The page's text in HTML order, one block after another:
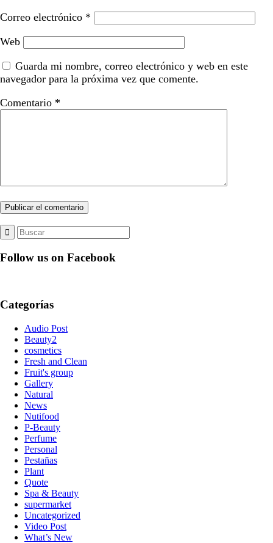
Correo electrónico *
Web
Guarda mi nombre, correo electrónico y web en este
navegador para la próxima vez que comente.
Comentario *
Follow us on Facebook
Categorías
Audio Post
Beauty2
cosmetics
Fresh and Clean
Fruit's group
Gallery
Natural
News
Nutifood
P-Beauty
Perfume
Personal
Pestañas
Plant
Quote
Spa & Beauty
supermarket
Uncategorized
Video Post
What’s New